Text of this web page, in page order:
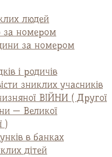
людей
за номером
за номером
і родичів
зниклих учасників
ВІЙНИ ( Другої
— Великої
)
в банках
дітей